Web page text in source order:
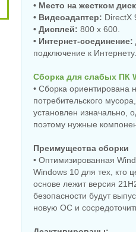
• Место на жестком
• Видеоадаптер: DirectX
• Дисплей: 800 x 600.
• Интернет-соединение:
подключение к Интернету.
Сборка для слабых ПК
• Сборка ориентирована
потребительского
установлен изначально,
поэтому нужные
Преимущества сборки
• Оптимизированная
Windows 10 для тех, кто
основе лежит версия
безопасности будут
новую ОС и